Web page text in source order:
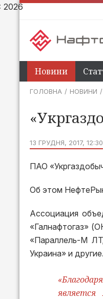
Новини
ГОЛОВНА НОВИНИ
13 ГРУДНЯ, 2017, 12:30
ПАО
Об этом
Ассоциация
«Галнафтогаз»
«Параллель-М
Украина» и другие.